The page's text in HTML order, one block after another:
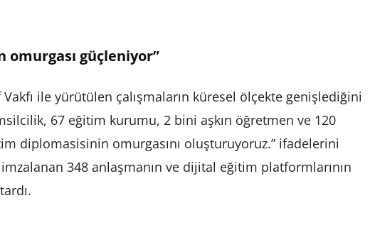
güçleniyor”
ile yürütülen çalışmaların küresel ölçekte genişlediğini
67 eğitim kurumu, 2 bini aşkın öğretmen ve 120
diplomasisinin omurgasını oluşturuyoruz.” ifadelerini
348 anlaşmanın ve dijital eğitim platformlarının